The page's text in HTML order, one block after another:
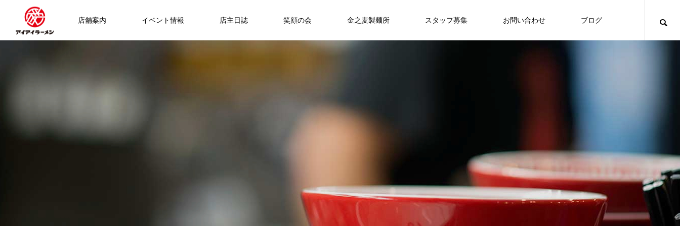
店舗案内 イベント情報 店主日誌 笑顔の会 金之麦製麺所 スタッフ募集 お問い合わせ ブログ